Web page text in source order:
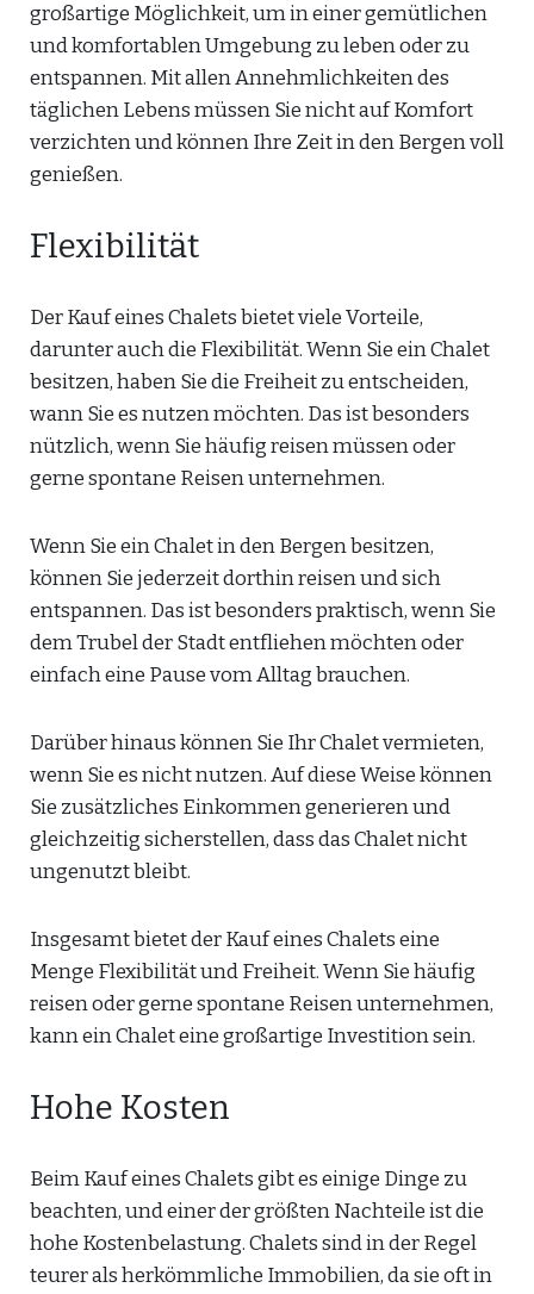
großartige Möglichkeit, um in einer gemütlichen
und komfortablen Umgebung zu leben oder zu
entspannen. Mit allen Annehmlichkeiten des
täglichen Lebens müssen Sie nicht auf Komfort
verzichten und können Ihre Zeit in den Bergen voll
genießen.
Flexibilität
Der Kauf eines Chalets bietet viele Vorteile,
darunter auch die Flexibilität. Wenn Sie ein Chalet
besitzen, haben Sie die Freiheit zu entscheiden,
wann Sie es nutzen möchten. Das ist besonders
nützlich, wenn Sie häufig reisen müssen oder
gerne spontane Reisen unternehmen.
Wenn Sie ein Chalet in den Bergen besitzen,
können Sie jederzeit dorthin reisen und sich
entspannen. Das ist besonders praktisch, wenn Sie
dem Trubel der Stadt entfliehen möchten oder
einfach eine Pause vom Alltag brauchen.
Darüber hinaus können Sie Ihr Chalet vermieten,
wenn Sie es nicht nutzen. Auf diese Weise können
Sie zusätzliches Einkommen generieren und
gleichzeitig sicherstellen, dass das Chalet nicht
ungenutzt bleibt.
Insgesamt bietet der Kauf eines Chalets eine
Menge Flexibilität und Freiheit. Wenn Sie häufig
reisen oder gerne spontane Reisen unternehmen,
kann ein Chalet eine großartige Investition sein.
Hohe Kosten
Beim Kauf eines Chalets gibt es einige Dinge zu
beachten, und einer der größten Nachteile ist die
hohe Kostenbelastung. Chalets sind in der Regel
teurer als herkömmliche Immobilien, da sie oft in